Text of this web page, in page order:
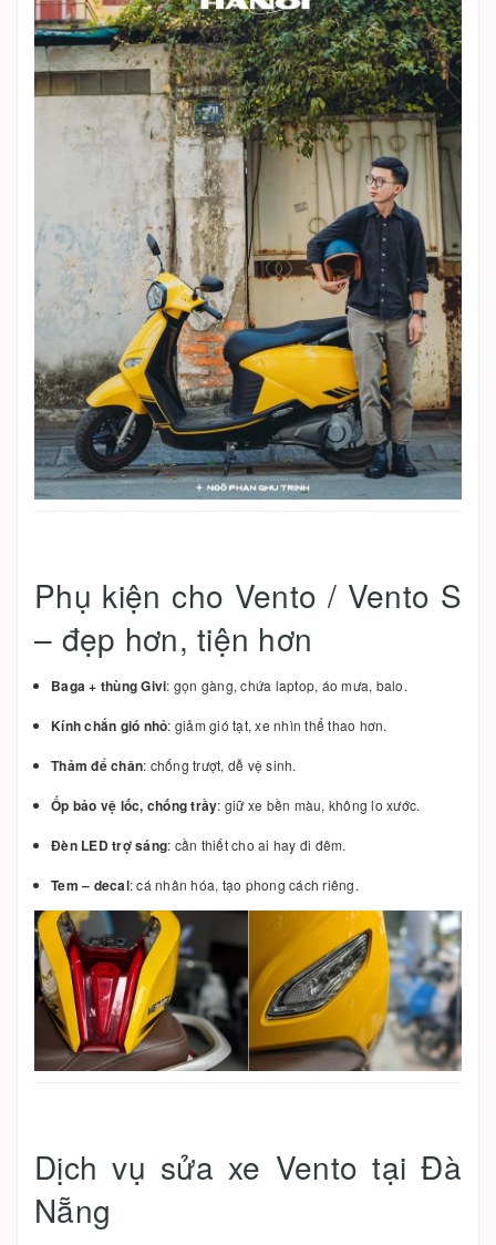
Phụ kiện cho Vento / Vento S
– đẹp hơn, tiện hơn
Baga + thùng Givi: gọn gàng, chứa laptop, áo mưa, balo.
Kính chắn gió nhỏ: giảm gió tạt, xe nhìn thể thao hơn.
Thảm để chân: chống trượt, dễ vệ sinh.
Ốp bảo vệ lốc, chống trầy: giữ xe bền màu, không lo xước.
Đèn LED trợ sáng: cần thiết cho ai hay đi đêm.
Tem – decal: cá nhân hóa, tạo phong cách riêng.
Dịch vụ sửa xe Vento tại Đà
Nẵng